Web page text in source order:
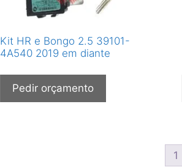
Kit HR e Bongo 2.5 39101-
4A540 2019 em diante
Pedir orçamento
1